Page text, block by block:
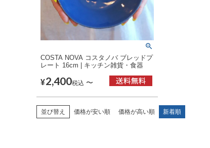
COSTA NOVA コスタノバ ブレッドプ
レート 16cm | キッチン雑貨・食器
¥2,400税込 〜
並び替え 価格が安い順 価格が高い順 新着順